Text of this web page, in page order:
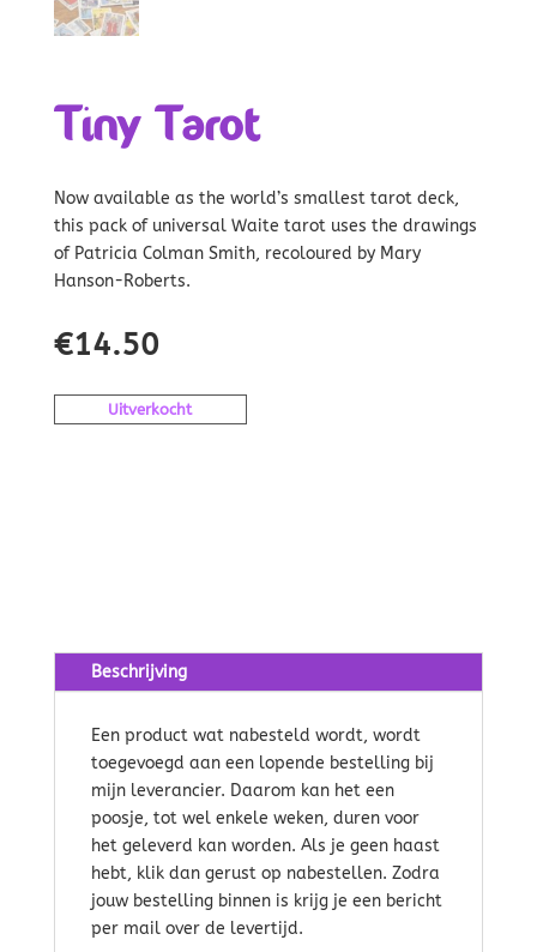
Tiny Tarot
Now available as the world’s smallest tarot deck,
this pack of universal Waite tarot uses the drawings
of Patricia Colman Smith, recoloured by Mary
Hanson-Roberts.
€14.50
Uitverkocht
Beschrijving
Een product wat nabesteld wordt, wordt
toegevoegd aan een lopende bestelling bij
mijn leverancier. Daarom kan het een
poosje, tot wel enkele weken, duren voor
het geleverd kan worden. Als je geen haast
hebt, klik dan gerust op nabestellen. Zodra
jouw bestelling binnen is krijg je een bericht
per mail over de levertijd.